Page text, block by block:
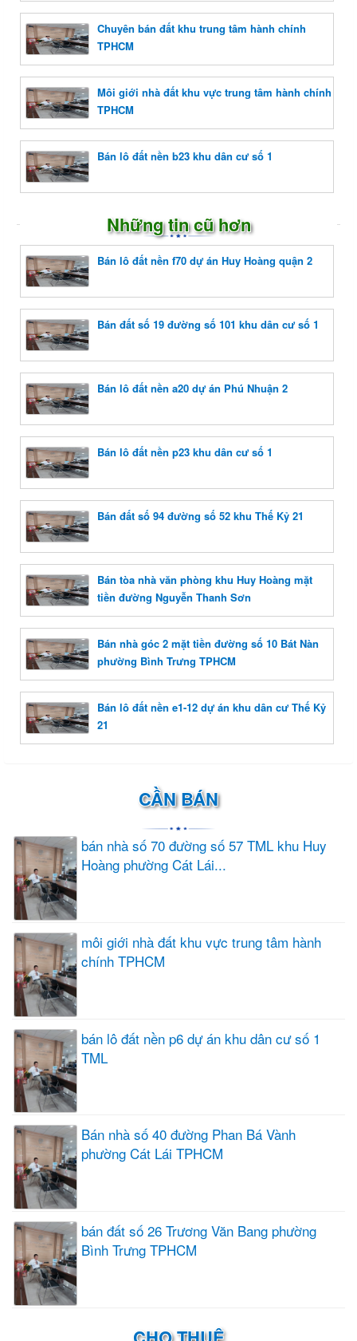
Chuyên bán đất khu trung tâm hành chính
TPHCM
Môi giới nhà đất khu vực trung tâm hành chính
TPHCM
Bán lô đất nền b23 khu dân cư số 1
Những tin cũ hơn
Bán lô đất nền f70 dự án Huy Hoàng quận 2
Bán đất số 19 đường số 101 khu dân cư số 1
Bán lô đất nền a20 dự án Phú Nhuận 2
Bán lô đất nền p23 khu dân cư số 1
Bán đất số 94 đường số 52 khu Thế Kỷ 21
Bán tòa nhà văn phòng khu Huy Hoàng mặt
tiền đường Nguyễn Thanh Sơn
Bán nhà góc 2 mặt tiền đường số 10 Bát Nàn
phường Bình Trưng TPHCM
Bán lô đất nền e1-12 dự án khu dân cư Thế Kỷ
21
CẦN BÁN
bán nhà số 70 đường số 57 TML khu Huy
Hoàng phường Cát Lái...
môi giới nhà đất khu vực trung tâm hành
chính TPHCM
bán lô đất nền p6 dự án khu dân cư số 1
TML
Bán nhà số 40 đường Phan Bá Vành
phường Cát Lái TPHCM
bán đất số 26 Trương Văn Bang phường
Bình Trưng TPHCM